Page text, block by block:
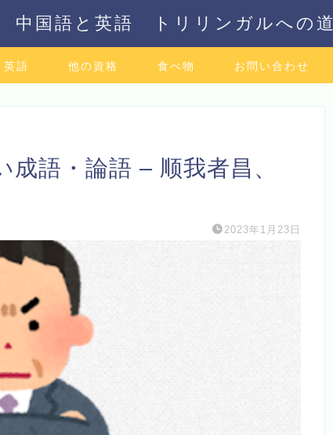
中国語と英語 トリリンガルへの道
英語 他の資格 食べ物 お問い合わせ
語・論語 – 顺我者昌、
2023年1月23日